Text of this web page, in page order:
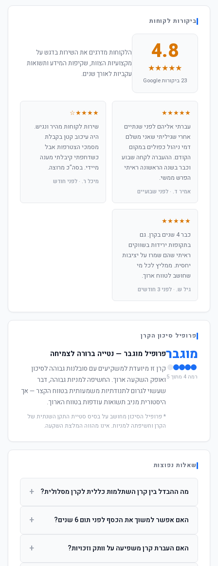
ביקורות לקוחות
4.8
★★★★★
23 ביקורות Google
הלקוחות מדרגים את השירות בדגש על
מקצועיות הצוות, שקיפות המידע ותשואות
עקביות לאורך שנים.
★★★★★
עברתי אליהם לפני שנתיים
אחרי שגיליתי שאני משלם
דמי ניהול כפולים במקום
הקודם. ההעברה לקחה שבוע
וכבר בשנה הראשונה ראיתי
הפרש ממשי.
אמיר ד. · לפני שבועיים
★★★★☆
שירות לקוחות מהיר ונגיש.
היה עיכוב קטן בקבלת
מסמכי הצטרפות אבל
כשדחפתי קיבלתי מענה
מיידי. בסה"כ מרוצה.
מיכל ר. · לפני חודש
★★★★★
כבר 4 שנים בקרן. גם
בתקופות ירידות בשווקים
ראיתי שהם שמרו על יציבות
יחסית. ממליץ לכל מי
שחושב לטווח ארוך.
גיל ש. · לפני 3 חודשים
פרופיל סיכון הקרן
מוגבר
רמה 4 מתוך 5
פרופיל מוגבר — נטייה ברורה לצמיחה
קרן זו מיועדת למשקיעים עם סובלנות גבוהה לסיכון
ואופק השקעה ארוך. החשיפה למניות גבוהה, דבר
שעשוי לגרום לתנודתיות משמעותית בטווח הקצר — אך
היסטורית מניב תשואות עודפות בטווח הארוך.
* פרופיל הסיכון מחושב על בסיס סטיית התקן השנתית של
הקרן וחשיפתה למניות. אינו מהווה המלצת השקעה.
שאלות נפוצות
מה ההבדל בין קרן השתלמות כללית לקרן מסלולית? +
ההשקעות. קרן מסלולית עוקבת אחרי מדד ספציפי ומאפשרת
האם אפשר למשוך את הכסף לפני תום 6 שנים? +
הרווחים. לאחר 6 שנים ניתן למשוך פטור ממס עד לתקרה
האם העברת קרן משפיעה על וותק וזכויות? +